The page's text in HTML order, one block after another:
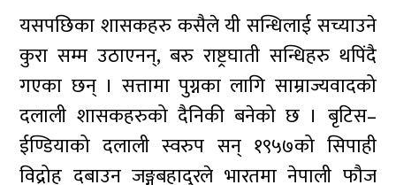
यसपछिका शासकहरु कसैले यी सन्धिलाई सच्याउने
कुरा सम्म उठाएनन्, बरु राष्ट्रघाती सन्धिहरु थपिंदै
गएका छन् । सत्तामा पुग्नका लागि साम्राज्यवादको
दलाली शासकहरुको दैनिकी बनेको छ । बृटिस–
ईण्डियाको दलाली स्वरुप सन् १९५७को सिपाही
विद्रोह दबाउन जङ्गबहादुरले भारतमा नेपाली फौज